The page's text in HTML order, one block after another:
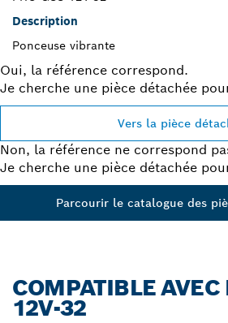
Description
Ponceuse vibrante
Oui, la référence correspond.
Je cherche une pièce détachée
Vers la pièce
Non, la référence ne correspond
Je cherche une pièce détachée
Parcourir le catalogue des
COMPATIBLE AVEC
12V-32